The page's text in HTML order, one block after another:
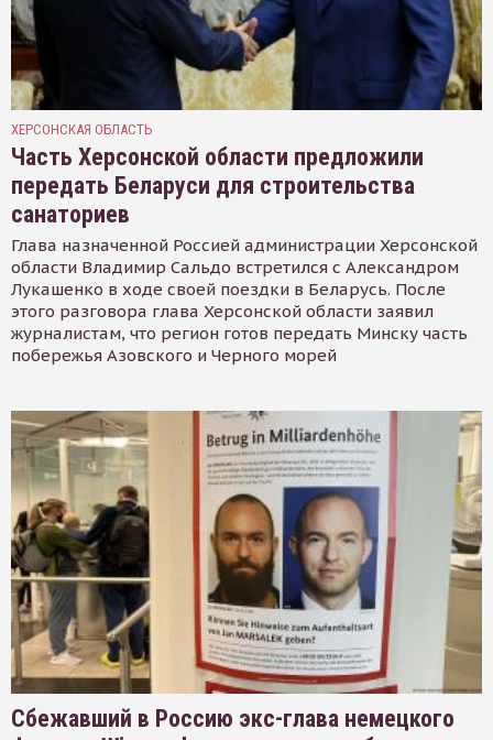
ХЕРСОНСКАЯ ОБЛАСТЬ
Часть Херсонской области предложили
передать Беларуси для строительства
санаториев
Глава назначенной Россией администрации Херсонской
области Владимир Сальдо встретился с Александром
Лукашенко в ходе своей поездки в Беларусь. После
этого разговора глава Херсонской области заявил
журналистам, что регион готов передать Минску часть
побережья Азовского и Черного морей
Сбежавший в Россию экс-глава немецкого